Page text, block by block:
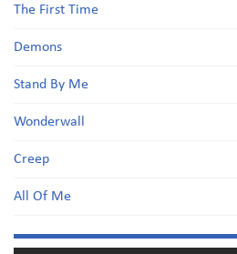
The First Time
Demons
Stand By Me
Wonderwall
Creep
All Of Me